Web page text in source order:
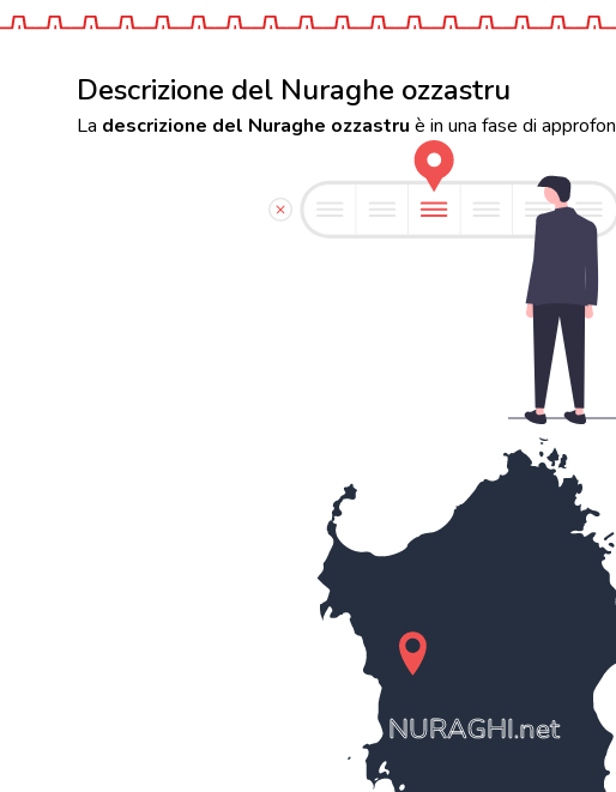
Descrizione del Nuraghe ozzastru
La descrizione del Nuraghe ozzastru è in una fase di
NURAGHI.net